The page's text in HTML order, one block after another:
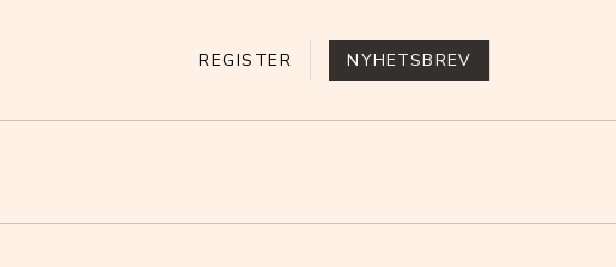
REGISTER NYHETSBREV